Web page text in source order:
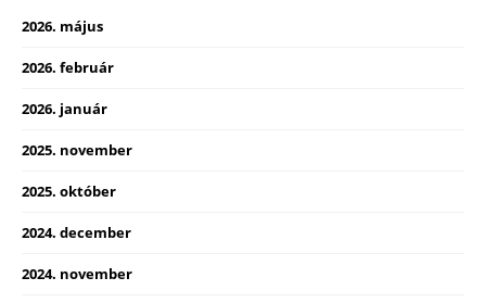
2026. május
2026. február
2026. január
2025. november
2025. október
2024. december
2024. november